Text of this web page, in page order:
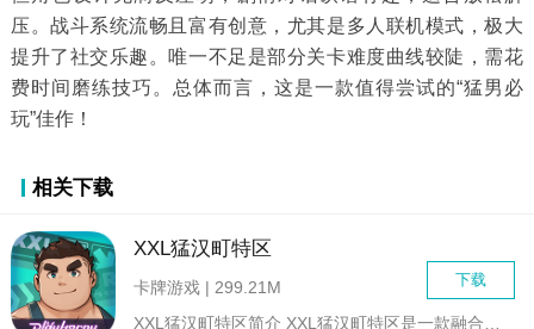
压。战斗系统流畅且富有创意，尤其是多人联机模式，极大
提升了社交乐趣。唯一不足是部分关卡难度曲线较陡，需花
费时间磨练技巧。总体而言，这是一款值得尝试的“猛男必
玩”佳作！
相关下载
XXL猛汉町特区
下载
卡牌游戏 | 299.21M